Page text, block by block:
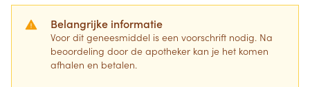
Belangrijke informatie
Voor dit geneesmiddel is een voorschrift nodig. Na
beoordeling door de apotheker kan je het komen
afhalen en betalen.